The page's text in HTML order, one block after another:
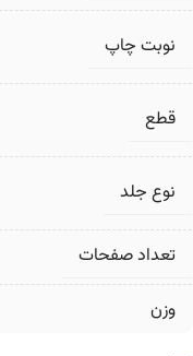
نوبت چاپ
قطع
نوع جلد
تعداد صفحات
وزن